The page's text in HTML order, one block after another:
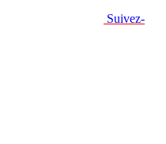
Suivez-